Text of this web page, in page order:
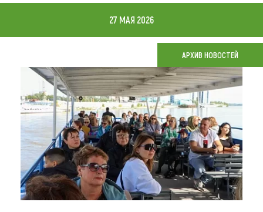
Что привезти (сувениры)
О регионе
Коллекция впечатлений
Другие рубрики
27 МАЯ 2026
АРХИВ НОВОСТЕЙ